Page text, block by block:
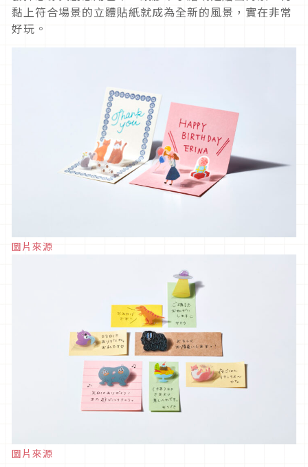
黏上符合場景的立體貼紙就成為全新的風景，實在非常
好玩。
圖片來源
圖片來源